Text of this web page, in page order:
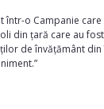
o Campanie
din țară care au
de învățământ